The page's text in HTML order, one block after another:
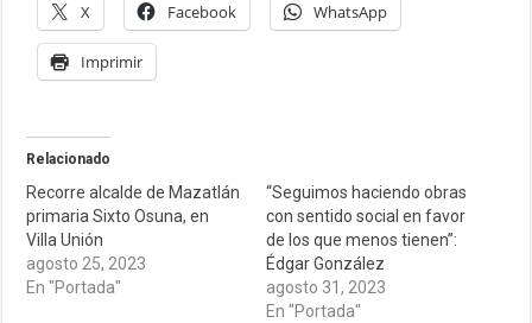
X Facebook WhatsApp
Imprimir
Relacionado
Recorre alcalde de Mazatlán
primaria Sixto Osuna, en
Villa Unión
agosto 25, 2023
En "Portada"
“Seguimos haciendo obras
con sentido social en favor
de los que menos tienen”:
Édgar González
agosto 31, 2023
En "Portada"